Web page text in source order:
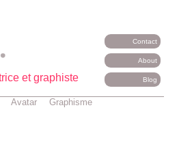
Avatar Graphisme
Contact
About
Blog
et graphiste